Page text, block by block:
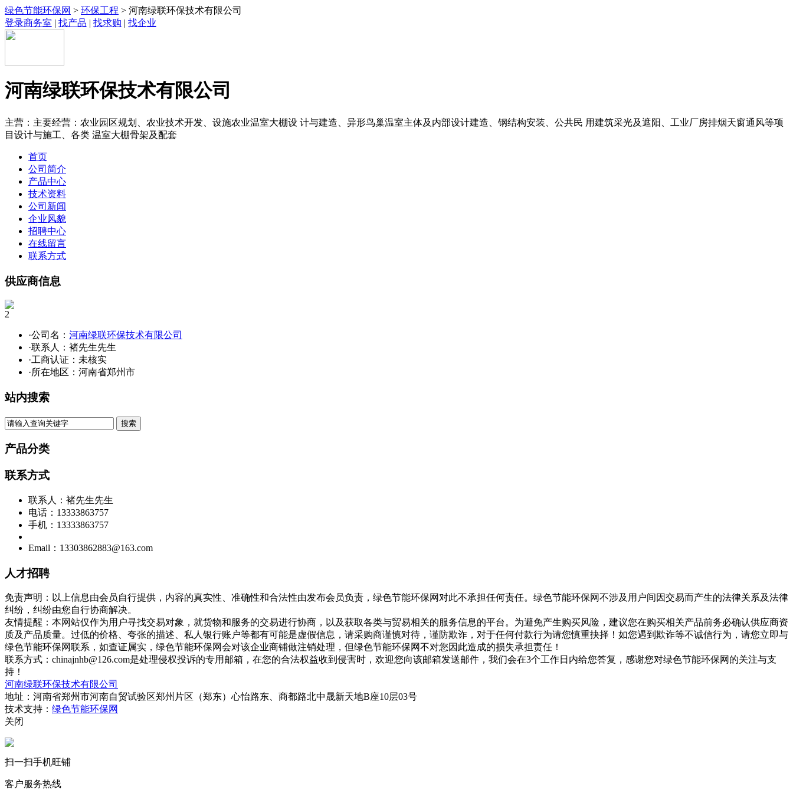
绿色节能环保网 > 环保工程 > 河南绿联环保技术有限公司
登录商务室 | 找产品 | 找求购 | 找企业
河南绿联环保技术有限公司
主营：主要经营：农业园区规划、农业技术开发、设施农业温室大棚设 计与建造、异形鸟巢温室主体及内部设计建造、钢结构安装、公共民 用建筑采光及遮阳、工业厂房排烟天窗通风等项
目设计与施工、各类 温室大棚骨架及配套
首页
公司简介
产品中心
技术资料
公司新闻
企业风貌
招聘中心
在线留言
联系方式
供应商信息
2
·公司名： 河南绿联环保技术有限公司
·联系人：褚先生先生
·工商认证： 未核实
·所在地区：河南省郑州市
站内搜索
产品分类
联系方式
联系人：褚先生先生
电话：13333863757
手机：13333863757
Email：13303862883@163.com
人才招聘
免责声明：以上信息由会员自行提供，内容的真实性、准确性和合法性由发布会员负责，绿色节能环保网对此不承担任何责任。绿色节能环保网不涉及用户间因交易而产生的法律关系及法律
纠纷，纠纷由您自行协商解决。
友情提醒：本网站仅作为用户寻找交易对象，就货物和服务的交易进行协商，以及获取各类与贸易相关的服务信息的平台。为避免产生购买风险，建议您在购买相关产品前务必确认供应商资
质及产品质量。过低的价格、夸张的描述、私人银行账户等都有可能是虚假信息，请采购商谨慎对待，谨防欺诈，对于任何付款行为请您慎重抉择！如您遇到欺诈等不诚信行为，请您立即与
绿色节能环保网联系，如查证属实，绿色节能环保网会对该企业商铺做注销处理，但绿色节能环保网不对您因此造成的损失承担责任！
联系方式：chinajnhb@126.com是处理侵权投诉的专用邮箱，在您的合法权益收到侵害时，欢迎您向该邮箱发送邮件，我们会在3个工作日内给您答复，感谢您对绿色节能环保网的关注与支
持！
河南绿联环保技术有限公司
地址：河南省郑州市河南自贸试验区郑州片区（郑东）心怡路东、商都路北中晟新天地B座10层03号
技术支持： 绿色节能环保网
关闭
扫一扫手机旺铺
客户服务热线